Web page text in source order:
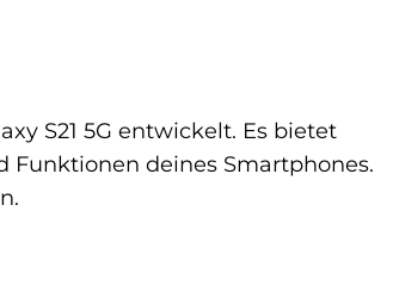
S21 5G entwickelt. Es bietet
Funktionen deines Smartphones.